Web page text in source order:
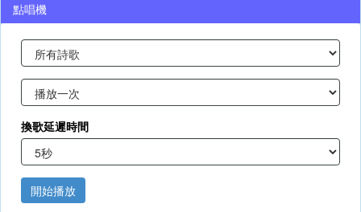
點唱機
換歌延遲時間
開始播放